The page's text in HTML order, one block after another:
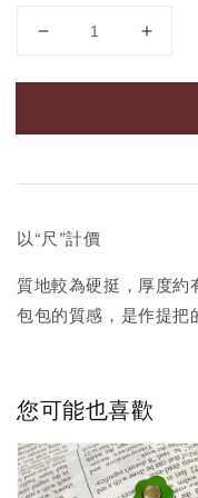
以“尺”計價
質地較為硬挺，厚度約
包包的質感，是作提把
您可能也喜歡